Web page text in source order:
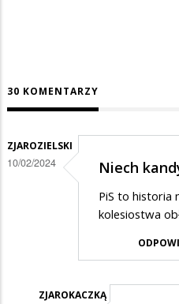
30 KOMENTARZY
ZJAROZIELSKI
10/02/2024 Niech
PiS to historia
kolesiostwa
ZJAROKACZKĄ